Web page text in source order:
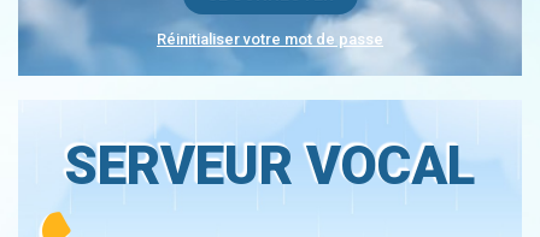
Réinitialiser votre mot de passe
SERVEUR VOCAL